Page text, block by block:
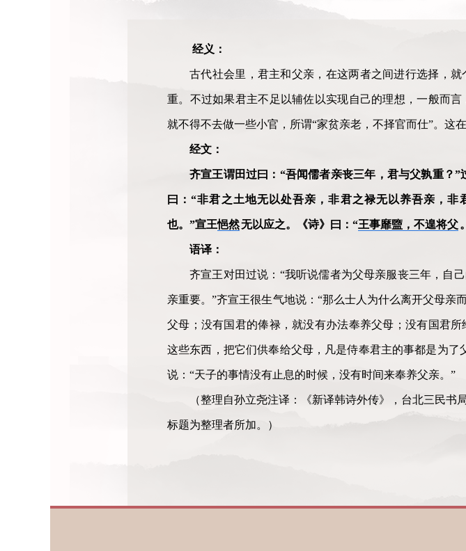
经义：
古代社会里，君主和父亲，在这两者之间进行选择，
重。不过如果君主不足以辅佐以实现自己的理想，一般而
就不得不去做一些小官，所谓“家贫亲老，不择官而仕”。这
经文：
齐宣王谓田过曰：“吾闻儒者亲丧三年，君与父孰重？
曰：“非君之土地无以处吾亲，非君之禄无以养吾亲，
也。”宣王悒然无以应之。《诗》曰：“王事靡盬，不遑将父
语译：
齐宣王对田过说：“我听说儒者为父母亲服丧三年，自
亲重要。”齐宣王很生气地说：“那么士人为什么离开父母亲
父母；没有国君的俸禄，就没有办法奉养父母；没有国君
这些东西，把它们供奉给父母，凡是侍奉君主的事都是为
说：“天子的事情没有止息的时候，没有时间来奉养父亲。”
（整理自孙立尧注译：《新译韩诗外传》，台北三民书
标题为整理者所加。）